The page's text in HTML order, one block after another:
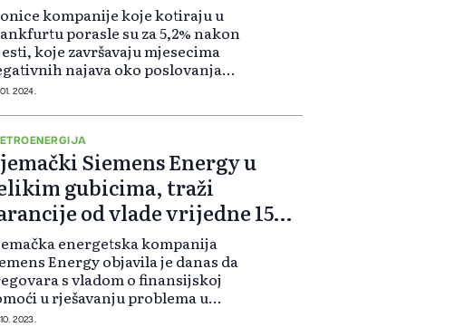
kompanije koje kotiraju u
porasle su za 5,2% nakon
koje završavaju mjesecima
najava oko poslovanja
s vjetroturbinama na kopnu,
veliku rasprodaju njenih
2024.
Siemens Energy u
gubicima, traži
od vlade vrijedne 15
eura
energetska kompanija
Energy objavila je danas da
s vladom o finansijskoj
u rješavanju problema u
s opremom za
2023.